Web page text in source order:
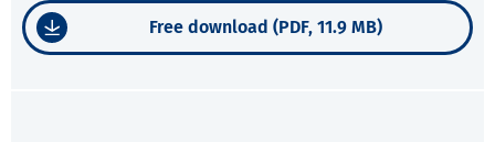
Free download (PDF, 11.9 MB)